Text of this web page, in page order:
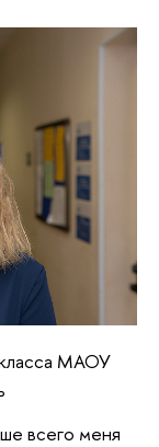
МАОУ
всего меня